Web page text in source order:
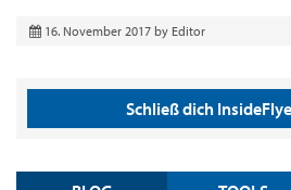
16. November 2017 by Editor
Schließ dich